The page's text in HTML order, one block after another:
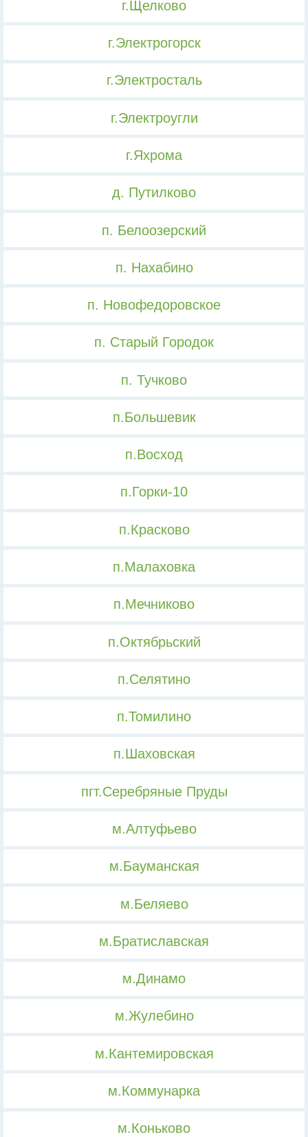
г.Щелково
г.Электрогорск
г.Электросталь
г.Электроугли
г.Яхрома
д. Путилково
п. Белоозерский
п. Нахабино
п. Новофедоровское
п. Старый Городок
п. Тучково
п.Большевик
п.Восход
п.Горки-10
п.Красково
п.Малаховка
п.Мечниково
п.Октябрьский
п.Селятино
п.Томилино
п.Шаховская
пгт.Серебряные Пруды
м.Алтуфьево
м.Бауманская
м.Беляево
м.Братиславская
м.Динамо
м.Жулебино
м.Кантемировская
м.Коммунарка
м.Коньково